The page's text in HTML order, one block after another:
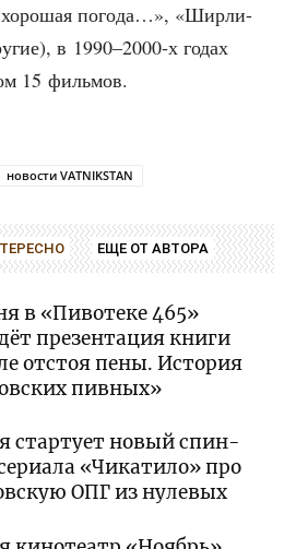
хоро­шая пого­да…», «Шир­ли-
в 1990–2000‑х годах
15 фильмов.
новости VATNIKSTAN
ЕЩЕ ОТ АВТОРА
в «Пивотеке 465»
презентация книги
отстоя пены. История
пивных»
стартует новый спин-
«Чикатило» про
ОПГ из нулевых